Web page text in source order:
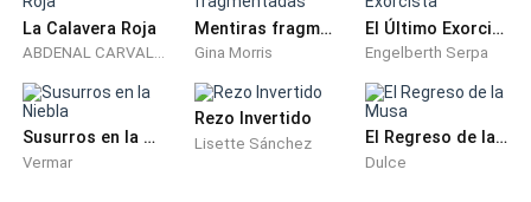
decirme sea más urgente que ver cómo expandimos
el negocio.
_ Está bien cariño _ ella sonrió comprensiva mientras
escondía la prueba de embarazo _ si desean algo
pueden avisarme para cumplirlo.
La Calavera Roja
ABDENAL CARVALHO
Mentiras fragmentadas
Gina Morris
El Último Exorcista
Engelberth Serpa
Susurros en la Niebla
Vermar
Rezo Invertido
Lisette Sánchez El Regreso de la Musa
Dulce